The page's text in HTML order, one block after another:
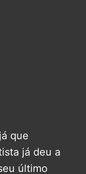
que
já deu a
último